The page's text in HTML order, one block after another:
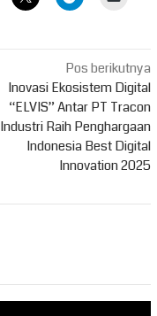
Pos berikutnya
Inovasi Ekosistem Digital
“ELVIS” Antar PT Tracon
Industri Raih Penghargaan
Indonesia Best Digital
Innovation 2025